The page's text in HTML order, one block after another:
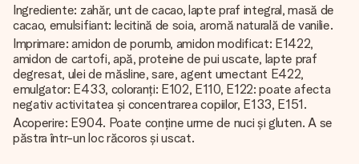
Ingrediente: zahăr, unt de cacao, lapte praf integral, masă de
cacao, emulsifiant: lecitină de soia, aromă naturală de vanilie.
Imprimare: amidon de porumb, amidon modificat: E1422,
amidon de cartofi, apă, proteine de pui uscate, lapte praf
degresat, ulei de măsline, sare, agent umectant E422,
emulgator: E433, coloranți: E102, E110, E122: poate afecta
negativ activitatea și concentrarea copiilor, E133, E151.
Acoperire: E904. Poate conține urme de nuci și gluten. A se
păstra într-un loc răcoros și uscat.